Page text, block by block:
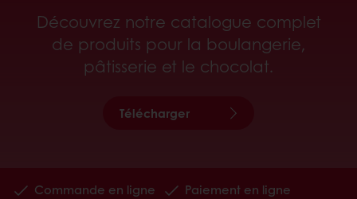
Découvrez notre catalogue complet
de produits pour la boulangerie,
pâtisserie et le chocolat.
Télécharger
Commande en ligne
Paiement en ligne